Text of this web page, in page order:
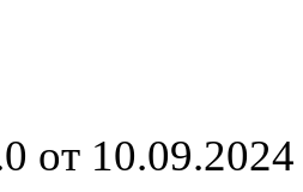
от 10.09.2024